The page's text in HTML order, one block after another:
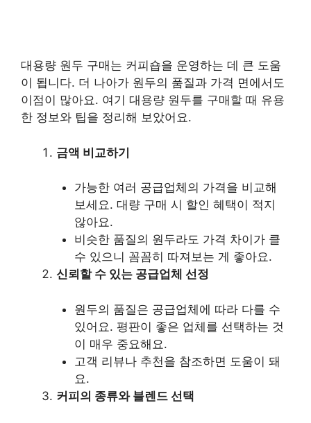
대용량 원두 구매는 커피숍을 운영하는 데 큰 도움
이 됩니다. 더 나아가 원두의 품질과 가격 면에서도
이점이 많아요. 여기 대용량 원두를 구매할 때 유용
한 정보와 팁을 정리해 보았어요.
금액 비교하기
가능한 여러 공급업체의 가격을 비교해
보세요. 대량 구매 시 할인 혜택이 적지
않아요.
비슷한 품질의 원두라도 가격 차이가 클
수 있으니 꼼꼼히 따져보는 게 좋아요.
신뢰할 수 있는 공급업체 선정
원두의 품질은 공급업체에 따라 다를 수
있어요. 평판이 좋은 업체를 선택하는 것
이 매우 중요해요.
고객 리뷰나 추천을 참조하면 도움이 돼
요.
커피의 종류와 블렌드 선택